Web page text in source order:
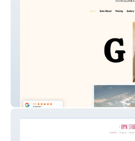
Golden Capture